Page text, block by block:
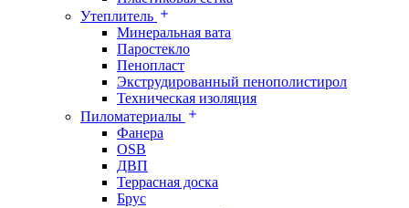
Утеплитель
Минеральная вата
Паростекло
Пенопласт
Экструдированный пенополистирол
Техническая изоляция
Пиломатериалы
Фанера
OSB
ДВП
Террасная доска
Брус